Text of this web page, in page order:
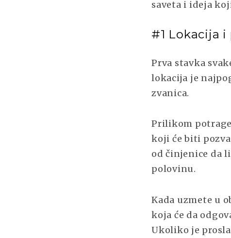
saveta i ideja
#1 Lokacija i
Prva stavka
lokacija je
zvanica.
Prilikom
koji će biti
od činjenice da
polovinu.
Kada uzmete u
koja će da
Ukoliko je